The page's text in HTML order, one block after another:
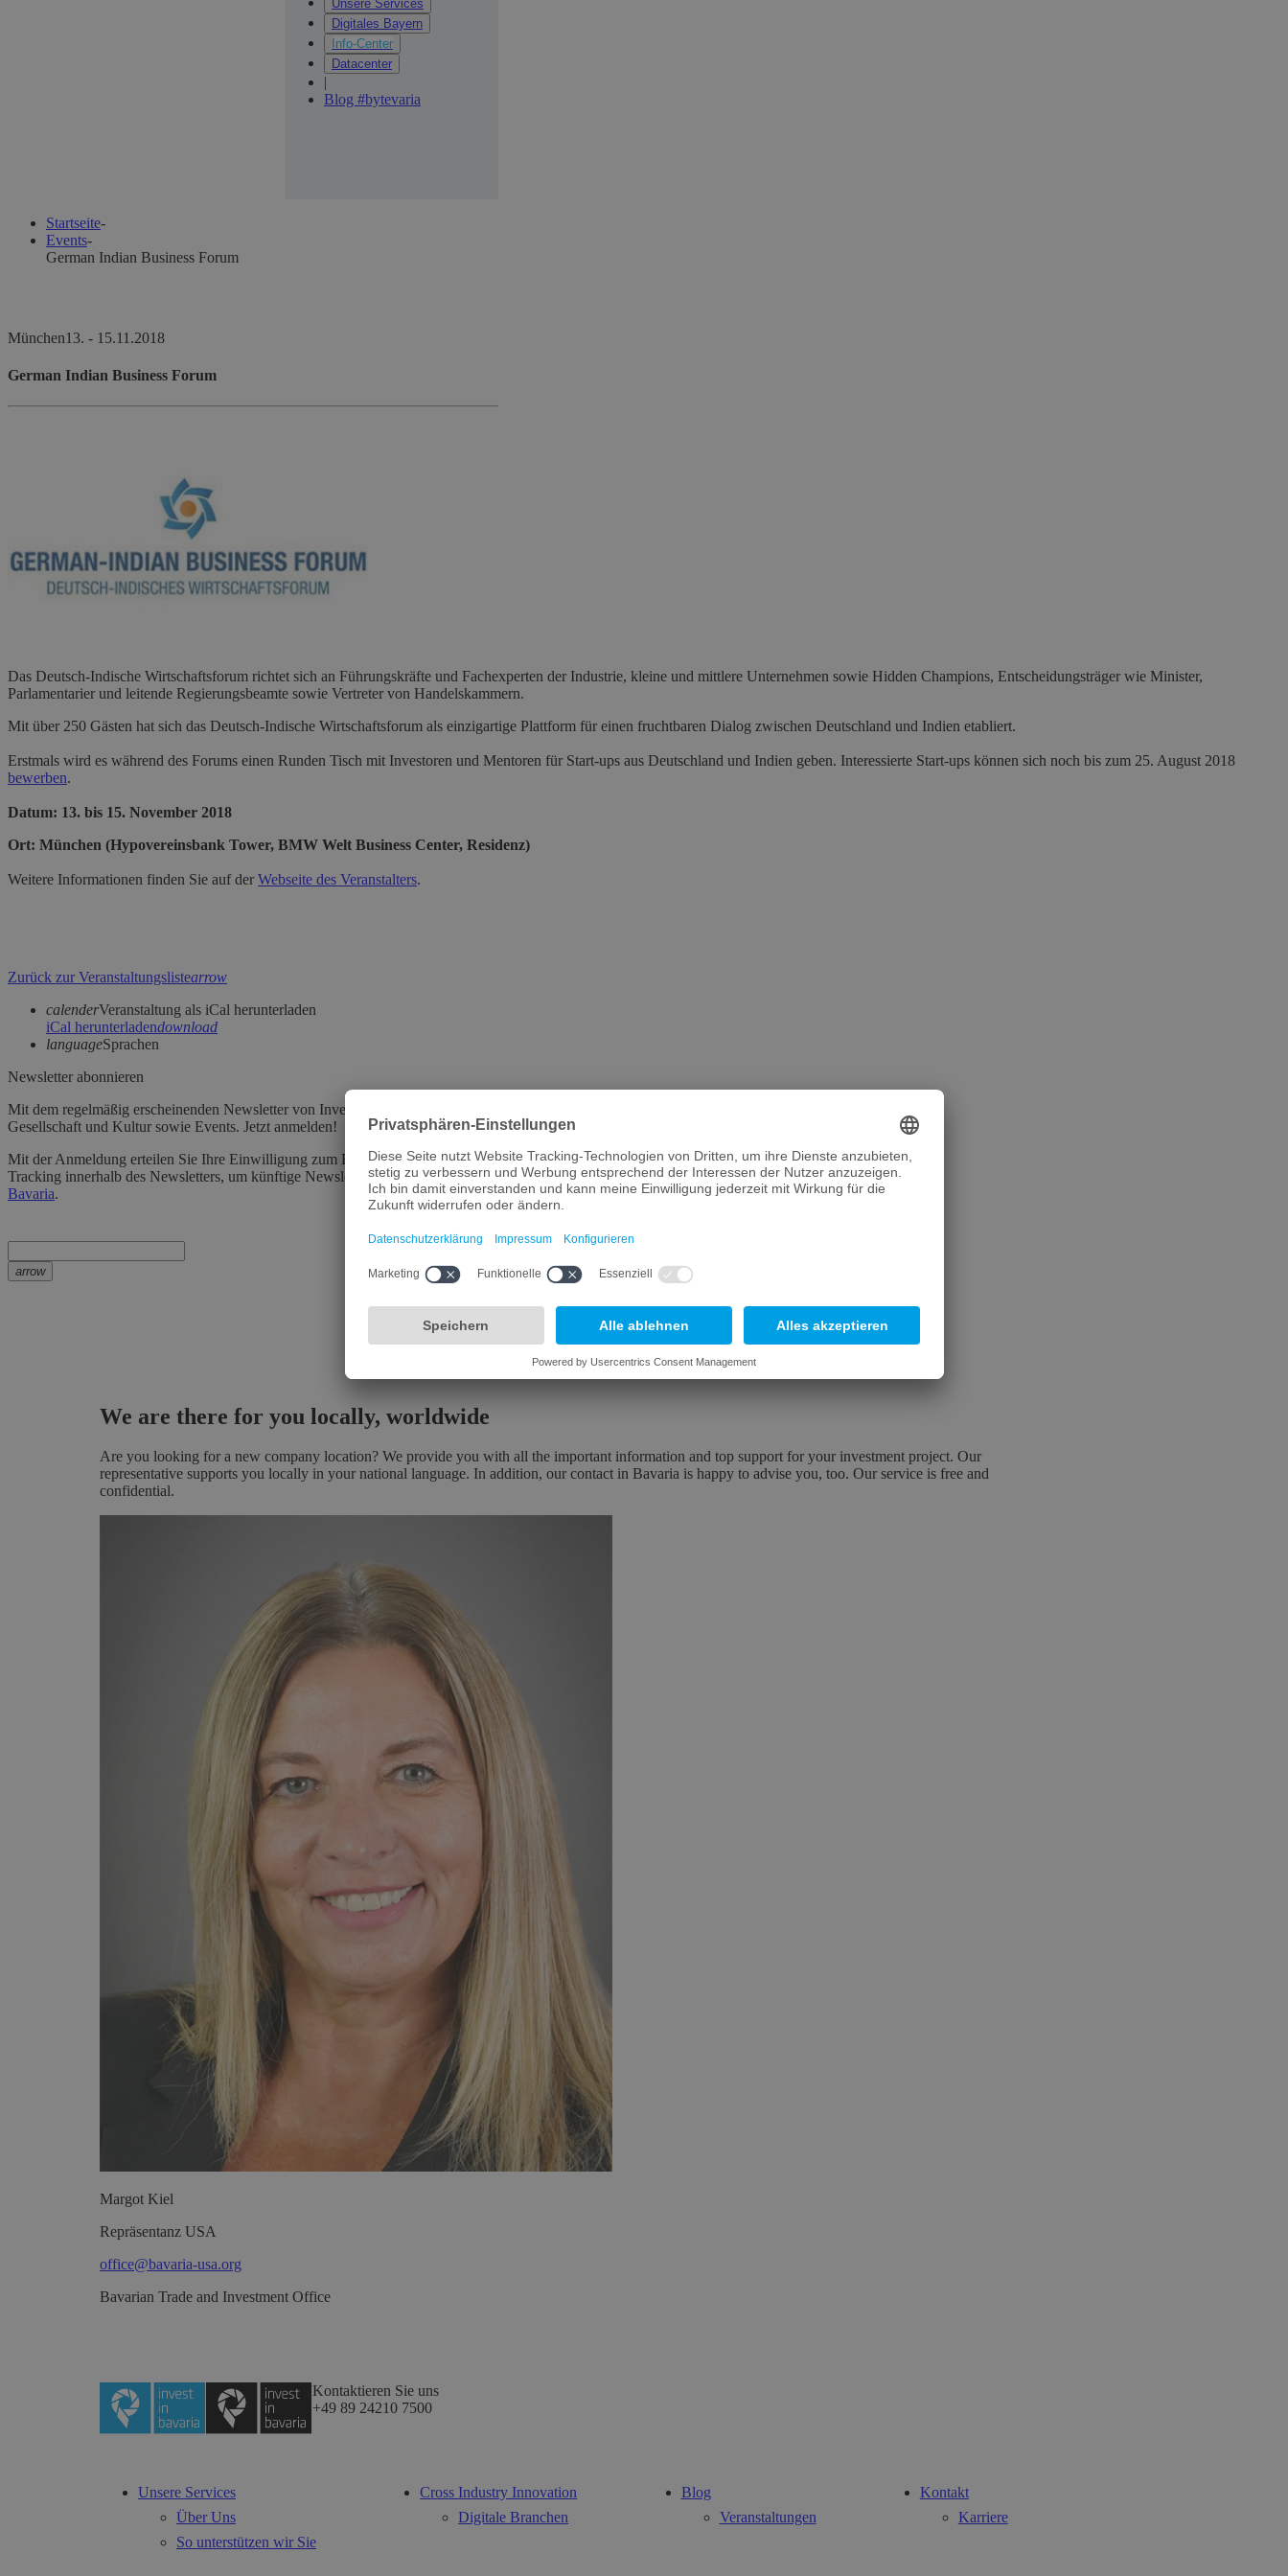
Unsere Services
Digitales Bayern
Info-Center
Datacenter
|
Blog #bytevaria
Startseite-
Events-
German Indian Business Forum
München13. - 15.11.2018
German Indian Business Forum
Das Deutsch-Indische Wirtschaftsforum richtet sich an Führungskräfte und Fachexperten der Industrie, kleine und mittlere Unternehmen sowie Hidden Champions, Entscheidungsträger wie Minister,
Parlamentarier und leitende Regierungsbeamte sowie Vertreter von Handelskammern.
Mit über 250 Gästen hat sich das Deutsch-Indische Wirtschaftsforum als einzigartige Plattform für einen fruchtbaren Dialog zwischen Deutschland und Indien etabliert.
Erstmals wird es während des Forums einen Runden Tisch mit Investoren und Mentoren für Start-ups aus Deutschland und Indien geben. Interessierte Start-ups können sich noch bis zum 25. August 2018
bewerben.
Datum: 13. bis 15. November 2018
Ort: München (Hypovereinsbank Tower, BMW Welt Business Center, Residenz)
Weitere Informationen finden Sie auf der Webseite des Veranstalters.
Zurück zur Veranstaltungslistearrow
calenderVeranstaltung als iCal herunterladen
iCal herunterladendownload
languageSprachen
Newsletter abonnieren
Mit dem regelmäßig erscheinenden Newsletter von Invest in Bavaria erhalten Sie kostenlos Informationen über Bayern aus den Bereichen Wirtschaft,
Gesellschaft und Kultur sowie Events. Jetzt anmelden!
Mit der Anmeldung erteilen Sie Ihre Einwilligung zum Erhalt des Newsletters. Ein Abbestellen ist jederzeit möglich. Ihre Einwilligung umfasst auch ein
Tracking innerhalb des Newsletters, um künftige Newsletter zu optimieren. Weitere Informationen finden Sie in derDatenschutzerklärung von Invest in
Bavaria.
arrow
We are there for you locally, worldwide
Are you looking for a new company location? We provide you with all the important information and top support for your investment project. Our
representative supports you locally in your national language. In addition, our contact in Bavaria is happy to advise you, too. Our service is free and
confidential.
Margot Kiel
Repräsentanz USA
office@bavaria-usa.org
Bavarian Trade and Investment Office
Kontaktieren Sie uns
+49 89 24210 7500
Unsere Services
Über Uns
So unterstützen wir Sie
Cross Industry Innovation
Digitale Branchen
Blog
Veranstaltungen
Kontakt
Karriere